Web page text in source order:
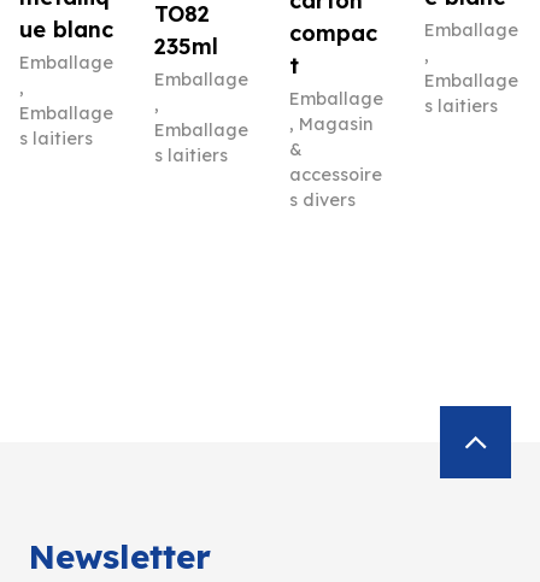
ue blanc
Emballage
,
Emballage
s laitiers
TO82
235ml
Emballage
,
Emballage
s laitiers
compac
t
Emballage
, Magasin
&
accessoire
s divers
Emballage
,
Emballage
s laitiers
Newsletter